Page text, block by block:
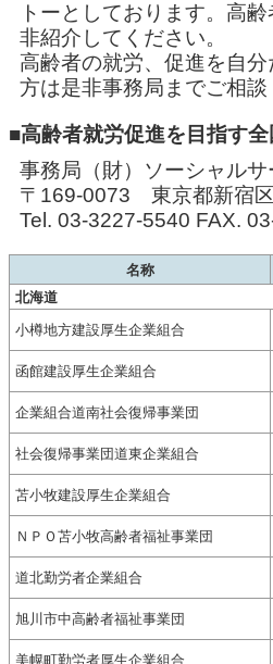
トーとしております。高
非紹介してください。
高齢者の就労、促進を自
方は是非事務局までご相
■高齢者就労促進を目指す
事務局（財）ソーシャル
〒169-0073 東京都新宿
Tel. 03-3227-5540 FAX.
名称
北海道
小樽地方建設厚生企業組合
函館建設厚生企業組合
企業組合道南社会復帰事業団
社会復帰事業団道東企業組合
苫小牧建設厚生企業組合
ＮＰＯ苫小牧高齢者福祉事業団
道北勤労者企業組合
旭川市中高齢者福祉事業団
美幌町勤労者厚生企業組合